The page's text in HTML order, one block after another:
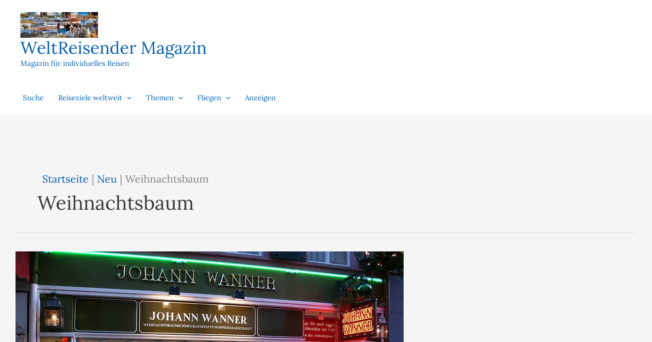
springen
WeltReisender Magazin
Magazin für individuelles Reisen
Suche Reiseziele weltweit Themen Fliegen Anzeigen
Startseite | Neu | Weihnachtsbaum
Weihnachtsbaum